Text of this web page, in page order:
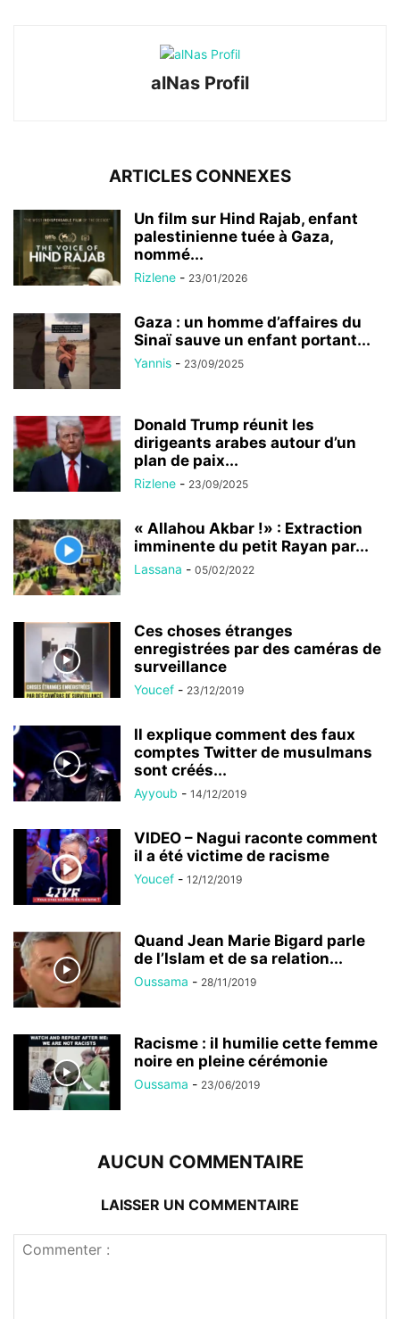
alNas Profil
ARTICLES CONNEXES
Un film sur Hind Rajab, enfant
palestinienne tuée à Gaza,
nommé...
Rizlene - 23/01/2026
Gaza : un homme d’affaires du
Sinaï sauve un enfant portant...
Yannis - 23/09/2025
Donald Trump réunit les
dirigeants arabes autour d’un
plan de paix...
Rizlene - 23/09/2025
« Allahou Akbar !» : Extraction
imminente du petit Rayan par...
Lassana - 05/02/2022
Ces choses étranges
enregistrées par des caméras de
surveillance
Youcef - 23/12/2019
Il explique comment des faux
comptes Twitter de musulmans
sont créés...
Ayyoub - 14/12/2019
VIDEO – Nagui raconte comment
il a été victime de racisme
Youcef - 12/12/2019
Quand Jean Marie Bigard parle
de l’Islam et de sa relation...
Oussama - 28/11/2019
Racisme : il humilie cette femme
noire en pleine cérémonie
Oussama - 23/06/2019
AUCUN COMMENTAIRE
LAISSER UN COMMENTAIRE